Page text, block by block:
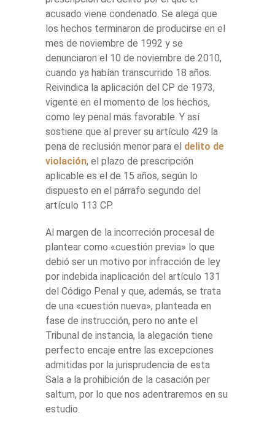
acusado viene condenado. Se alega que
los hechos terminaron de producirse en el
mes de noviembre de 1992 y se
denunciaron el 10 de noviembre de 2010,
cuando ya habían transcurrido 18 años.
Reivindica la aplicación del CP de 1973,
vigente en el momento de los hechos,
como ley penal más favorable. Y así
sostiene que al prever su artículo 429 la
pena de reclusión menor para el delito de
violación, el plazo de prescripción
aplicable es el de 15 años, según lo
dispuesto en el párrafo segundo del
artículo 113 CP.
Al margen de la incorreción procesal de
plantear como «cuestión previa» lo que
debió ser un motivo por infracción de ley
por indebida inaplicación del artículo 131
del Código Penal y que, además, se trata
de una «cuestión nueva», planteada en
fase de instrucción, pero no ante el
Tribunal de instancia, la alegación tiene
perfecto encaje entre las excepciones
admitidas por la jurisprudencia de esta
Sala a la prohibición de la casación per
saltum, por lo que nos adentraremos en su
estudio.